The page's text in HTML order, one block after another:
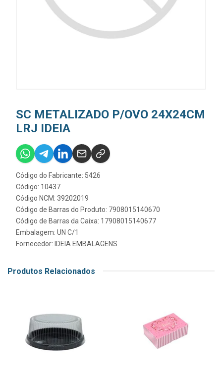
SC METALIZADO P/OVO 24X24CM
LRJ IDEIA
Código do Fabricante: 5426
Código: 10437
Código NCM: 39202019
Código de Barras do Produto: 7908015140670
Código de Barras da Caixa: 17908015140677
Embalagem: UN C/1
Fornecedor: IDEIA EMBALAGENS
Produtos Relacionados